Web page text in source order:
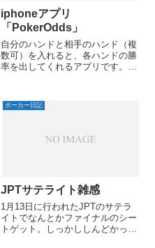
iphoneアプリ
「PokerOdds」
自分のハンドと相手のハンド（複
数可）を入れると、各ハンドの勝
率を出してくれるアプリです。シ
料なところですｗ
ポーカー日記
JPTサテライト雑感
1月13日に行われたJPTのサテラ
イトでなんとかファイナルのシー
トゲット。しっかししんどかっ